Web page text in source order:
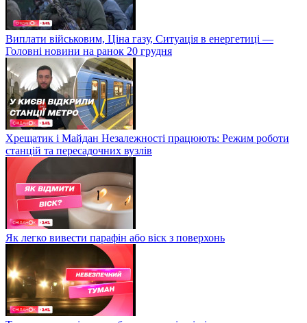
Виплати військовим, Ціна газу, Ситуація в енергетиці —
Головні новини на ранок 20 грудня
Хрещатик і Майдан Незалежності працюють: Режим роботи
станцій та пересадочних вузлів
Як легко вивести парафін або віск з поверхонь